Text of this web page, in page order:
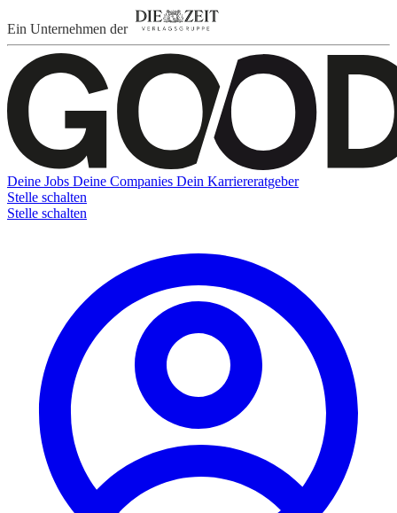
Ein Unternehmen der
Deine Jobs Deine Companies Dein Karriereratgeber
Stelle schalten
Stelle schalten